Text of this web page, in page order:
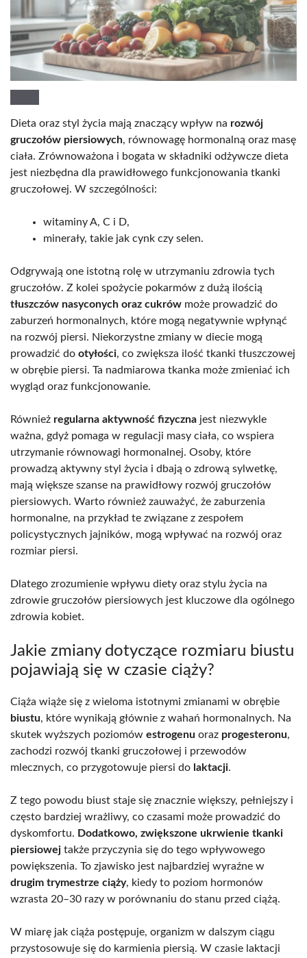
Dieta oraz styl życia mają znaczący wpływ na rozwój
gruczołów piersiowych, równowagę hormonalną oraz masę
ciała. Zrównoważona i bogata w składniki odżywcze dieta
jest niezbędna dla prawidłowego funkcjonowania tkanki
gruczołowej. W szczególności:
witaminy A, C i D,
minerały, takie jak cynk czy selen.
Odgrywają one istotną rolę w utrzymaniu zdrowia tych
gruczołów. Z kolei spożycie pokarmów z dużą ilością
tłuszczów nasyconych oraz cukrów może prowadzić do
zaburzeń hormonalnych, które mogą negatywnie wpłynąć
na rozwój piersi. Niekorzystne zmiany w diecie mogą
prowadzić do otyłości, co zwiększa ilość tkanki tłuszczowej
w obrębie piersi. Ta nadmiarowa tkanka może zmieniać ich
wygląd oraz funkcjonowanie.
Również regularna aktywność fizyczna jest niezwykle
ważna, gdyż pomaga w regulacji masy ciała, co wspiera
utrzymanie równowagi hormonalnej. Osoby, które
prowadzą aktywny styl życia i dbają o zdrową sylwetkę,
mają większe szanse na prawidłowy rozwój gruczołów
piersiowych. Warto również zauważyć, że zaburzenia
hormonalne, na przykład te związane z zespołem
policystycznych jajników, mogą wpływać na rozwój oraz
rozmiar piersi.
Dlatego zrozumienie wpływu diety oraz stylu życia na
zdrowie gruczołów piersiowych jest kluczowe dla ogólnego
zdrowia kobiet.
Jakie zmiany dotyczące rozmiaru biustu
pojawiają się w czasie ciąży?
Ciąża wiąże się z wieloma istotnymi zmianami w obrębie
biustu, które wynikają głównie z wahań hormonalnych. Na
skutek wyższych poziomów estrogenu oraz progesteronu,
zachodzi rozwój tkanki gruczołowej i przewodów
mlecznych, co przygotowuje piersi do laktacji.
Z tego powodu biust staje się znacznie większy, pełniejszy i
często bardziej wrażliwy, co czasami może prowadzić do
dyskomfortu. Dodatkowo, zwiększone ukrwienie tkanki
piersiowej także przyczynia się do tego wpływowego
powiększenia. To zjawisko jest najbardziej wyraźne w
drugim trymestrze ciąży, kiedy to poziom hormonów
wzrasta 20–30 razy w porównaniu do stanu przed ciążą.
W miarę jak ciąża postępuje, organizm w dalszym ciągu
przystosowuje się do karmienia piersią. W czasie laktacji